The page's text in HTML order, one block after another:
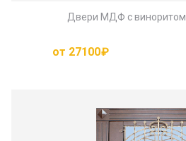
Двери МДФ с виноритом
от 27100₽